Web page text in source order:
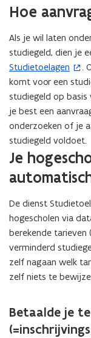
Hoe
Als je wil laten
studiegeld, dien je
Studietoelagen
.
komt voor een
studiegeld op basis
je best een
onderzoeken of je
studiegeld voldoet.
Je
De dienst
hogescholen via
berekende
verminderd
zelf nagaan welk
zelf niets te
Betaalde je